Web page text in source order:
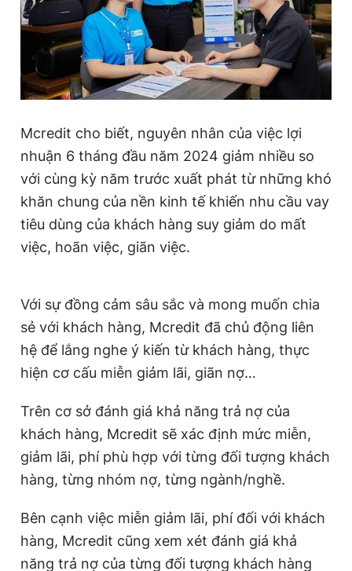
Giấy phép xuất bản số 110/GP - BTTTT cấp ngày 24.3.2020
© 2003-2026 Bản quyền thuộc về Báo Thanh Niên. Cấm sao
chép dưới mọi hình thức nếu không có sự chấp thuận bằng văn
bản. Phát triển bởi ePi Technologies, JSC.
Mcredit cho biết, nguyên nhân của việc lợi
nhuận 6 tháng đầu năm 2024 giảm nhiều so
với cùng kỳ năm trước xuất phát từ những khó
khăn chung của nền kinh tế khiến nhu cầu vay
tiêu dùng của khách hàng suy giảm do mất
việc, hoãn việc, giãn việc.
Với sự đồng cảm sâu sắc và mong muốn chia
sẻ với khách hàng, Mcredit đã chủ động liên
hệ để lắng nghe ý kiến từ khách hàng, thực
hiện cơ cấu miễn giảm lãi, giãn nợ…
Trên cơ sở đánh giá khả năng trả nợ của
khách hàng, Mcredit sẽ xác định mức miễn,
giảm lãi, phí phù hợp với từng đối tượng khách
hàng, từng nhóm nợ, từng ngành/nghề.
Bên cạnh việc miễn giảm lãi, phí đối với khách
hàng, Mcredit cũng xem xét đánh giá khả
năng trả nợ của từng đối tượng khách hàng